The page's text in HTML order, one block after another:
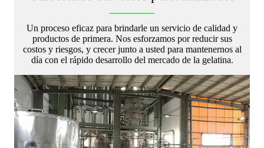
Un proceso eficaz para brindarle un servicio de calidad y
productos de primera. Nos esforzamos por reducir sus
costos y riesgos, y crecer junto a usted para mantenernos al
día con el rápido desarrollo del mercado de la gelatina.